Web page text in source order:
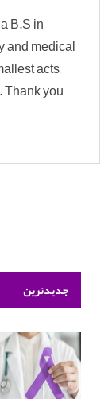
B.S in
and medical
acts,
Thank you
جدیدترین